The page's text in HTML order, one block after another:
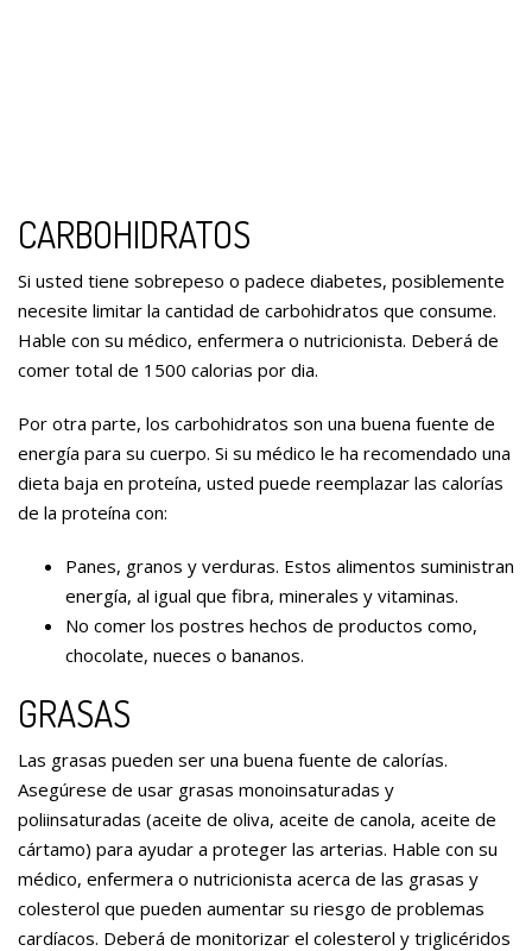
CARBOHIDRATOS
Si usted tiene sobrepeso o padece diabetes, posiblemente
necesite limitar la cantidad de carbohidratos que consume.
Hable con su médico, enfermera o nutricionista. Deberá de
comer total de 1500 calorias por dia.
Por otra parte, los carbohidratos son una buena fuente de
energía para su cuerpo. Si su médico le ha recomendado una
dieta baja en proteína, usted puede reemplazar las calorías
de la proteína con:
Panes, granos y verduras. Estos alimentos suministran
energía, al igual que fibra, minerales y vitaminas.
No comer los postres hechos de productos como,
chocolate, nueces o bananos.
GRASAS
Las grasas pueden ser una buena fuente de calorías.
Asegúrese de usar grasas monoinsaturadas y
poliinsaturadas (aceite de oliva, aceite de canola, aceite de
cártamo) para ayudar a proteger las arterias. Hable con su
médico, enfermera o nutricionista acerca de las grasas y
colesterol que pueden aumentar su riesgo de problemas
cardíacos. Deberá de monitorizar el colesterol y triglicéridos